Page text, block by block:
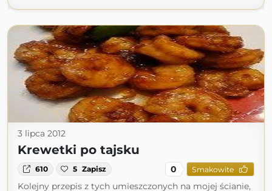
3 lipca 2012
Krewetki po tajsku
610 5 Zapisz 0 Smakowite
Kolejny przepis z tych umieszczonych na mojej ścianie,